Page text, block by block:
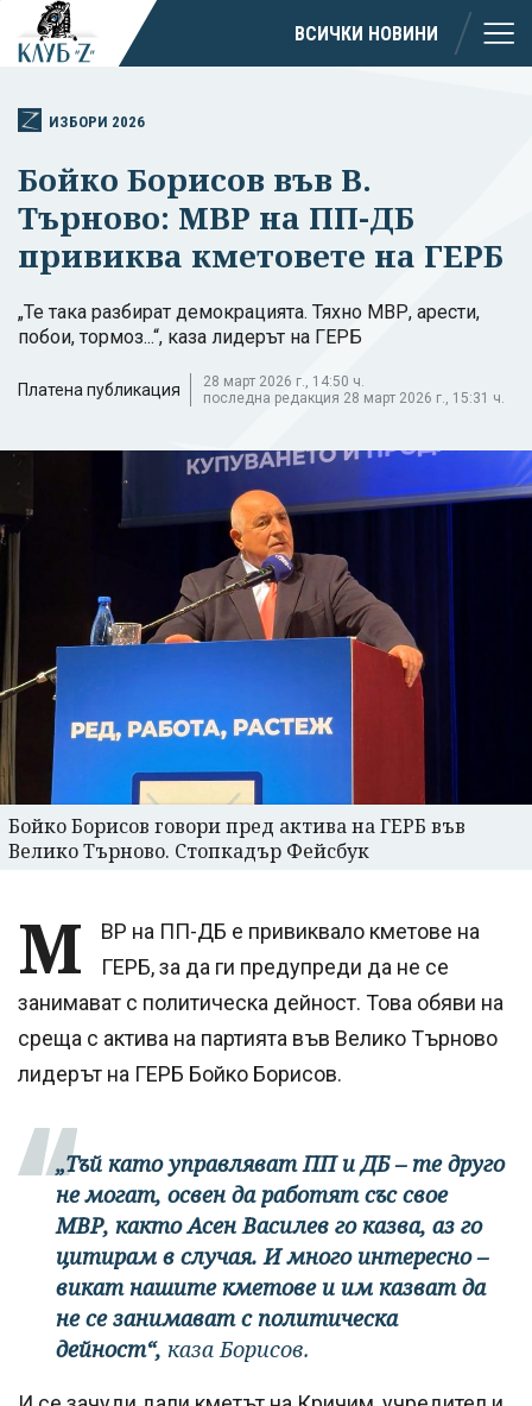
ВСИЧКИ НОВИНИ
ИЗБОРИ 2026
Бойко Борисов във В.
Търново: МВР на ПП-ДБ
привиква кметовете на ГЕРБ
„Те така разбират демокрацията. Тяхно МВР, арести,
побои, тормоз...“, каза лидерът на ГЕРБ
Платена публикация
28 март 2026 г., 14:50 ч.
последна редакция 28 март 2026 г., 15:31 ч.
Бойко Борисов говори пред актива на ГЕРБ във
Велико Търново. Стопкадър Фейсбук
М
ВР на ПП-ДБ е привиквало кметове на
ГЕРБ, за да ги предупреди да не се
занимават с политическа дейност. Това обяви на
среща с актива на партията във Велико Търново
лидерът на ГЕРБ Бойко Борисов.
„Тъй като управляват ПП и ДБ – те друго
не могат, освен да работят със свое
МВР, както Асен Василев го казва, аз го
цитирам в случая. И много интересно –
викат нашите кметове и им казват да
не се занимават с политическа
дейност“, каза Борисов.